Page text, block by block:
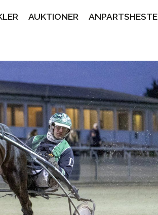
AUKTIONER ANPARTSHESTE